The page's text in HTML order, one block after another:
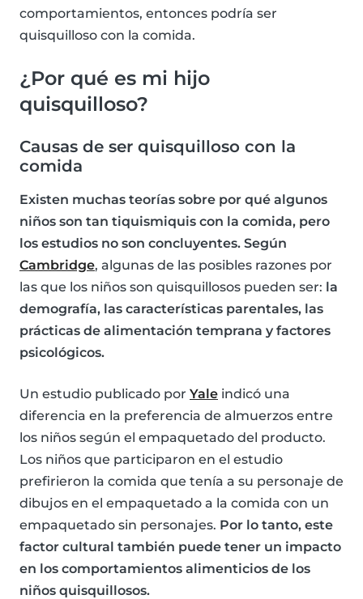
comportamientos, entonces podría ser
quisquilloso con la comida.
¿Por qué es mi hijo
quisquilloso?
Causas de ser quisquilloso con la
comida
Existen muchas teorías sobre por qué algunos
niños son tan tiquismiquis con la comida, pero
los estudios no son concluyentes. Según
Cambridge, algunas de las posibles razones por
las que los niños son quisquillosos pueden ser: la
demografía, las características parentales, las
prácticas de alimentación temprana y factores
psicológicos.
Un estudio publicado por Yale indicó una
diferencia en la preferencia de almuerzos entre
los niños según el empaquetado del producto.
Los niños que participaron en el estudio
prefirieron la comida que tenía a su personaje de
dibujos en el empaquetado a la comida con un
empaquetado sin personajes. Por lo tanto, este
factor cultural también puede tener un impacto
en los comportamientos alimenticios de los
niños quisquillosos.